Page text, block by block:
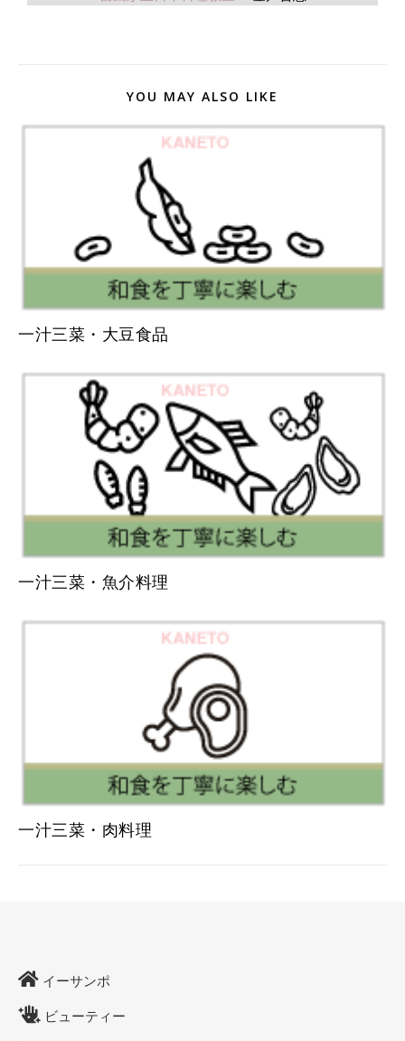
YOU MAY ALSO LIKE
一汁三菜・大豆食品
一汁三菜・魚介料理
一汁三菜・肉料理
イーサンポ
ビューティー